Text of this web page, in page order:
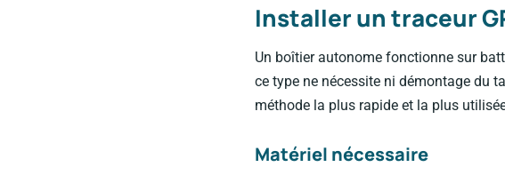
Installer un traceur
Un boîtier autonome fonctionne sur
ce type ne nécessite ni démontage du
méthode la plus rapide et la plus
Matériel nécessaire